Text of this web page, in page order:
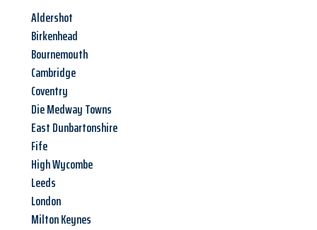
Aldershot
Birkenhead
Bournemouth
Cambridge
Coventry
Die Medway Towns
East Dunbartonshire
Fife
High Wycombe
Leeds
London
Milton Keynes